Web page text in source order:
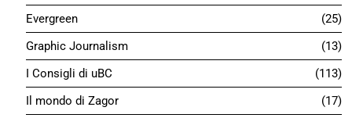
Evergreen
25
Graphic Journalism
13
I Consigli di uBC
113
Il mondo di Zagor
17